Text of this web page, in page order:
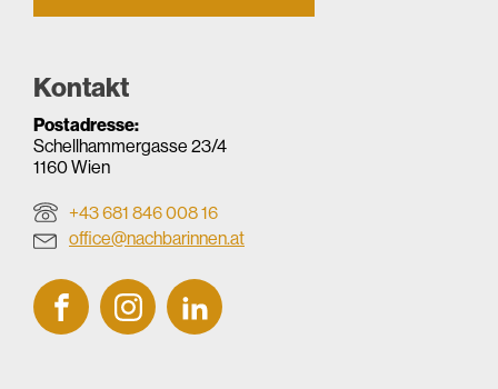
Kontakt
Postadresse:
Schellhammergasse 23/4
1160 Wien
+43 681 846 008 16
office@nachbarinnen.at